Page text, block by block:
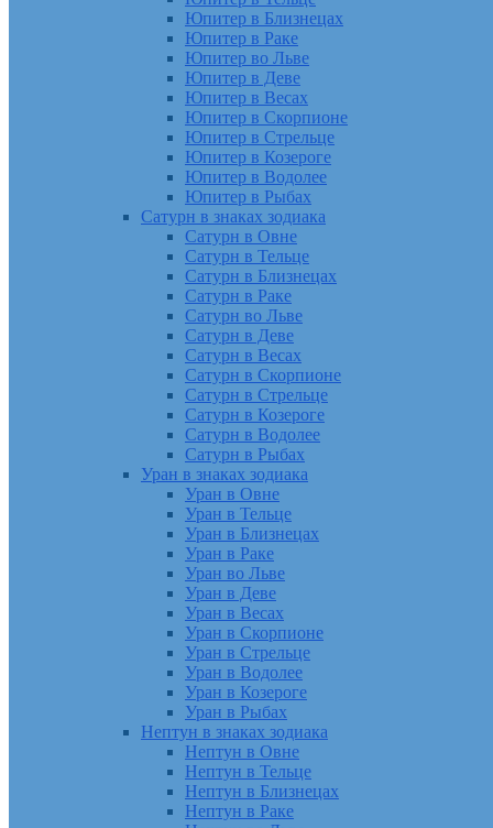
Юпитер в Близнецах
Юпитер в Раке
Юпитер во Льве
Юпитер в Деве
Юпитер в Весах
Юпитер в Скорпионе
Юпитер в Стрельце
Юпитер в Козероге
Юпитер в Водолее
Юпитер в Рыбах
Сатурн в знаках зодиака
Сатурн в Овне
Сатурн в Тельце
Сатурн в Близнецах
Сатурн в Раке
Сатурн во Льве
Сатурн в Деве
Сатурн в Весах
Сатурн в Скорпионе
Сатурн в Стрельце
Сатурн в Козероге
Сатурн в Водолее
Сатурн в Рыбах
Уран в знаках зодиака
Уран в Овне
Уран в Тельце
Уран в Близнецах
Уран в Раке
Уран во Льве
Уран в Деве
Уран в Весах
Уран в Скорпионе
Уран в Стрельце
Уран в Водолее
Уран в Козероге
Уран в Рыбах
Нептун в знаках зодиака
Нептун в Овне
Нептун в Тельце
Нептун в Близнецах
Нептун в Раке